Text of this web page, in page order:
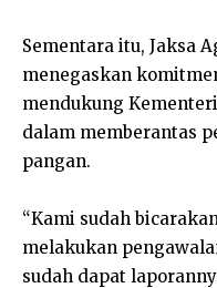
Sementara itu, Jaksa
menegaskan
mendukung
dalam memberantas
pangan.
“Kami sudah
melakukan
sudah dapat